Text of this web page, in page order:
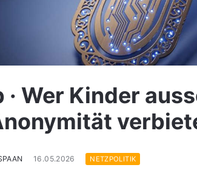
· Wer Kinder
16.05.2026 NETZPOLITIK